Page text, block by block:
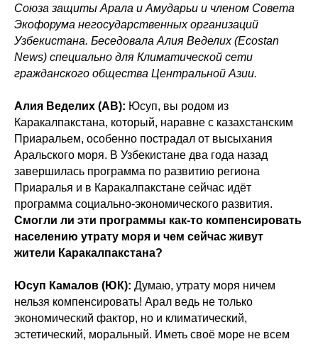
Союза защиты Арала и Амударьи и членом Совета
Экофорума негосударственных организаций
Узбекистана. Беседовала Алия Веделих (Ecostan
News) специально для Климатической сети
гражданского общества Центральной Азии.
Алия Веделих (АВ): Юсуп, вы родом из
Каракалпакстана, который, наравне с казахстанским
Приаральем, особенно пострадал от высыхания
Аральского моря. В Узбекистане два года назад
завершилась программа по развитию региона
Приаралья и в Каракалпакстане сейчас идёт
программа социально-экономического развития.
Смогли ли эти программы как-то компенсировать
населению утрату моря и чем сейчас живут
жители Каракалпакстана?
Юсуп Камалов (ЮК): Думаю, утрату моря ничем
нельзя компенсировать! Арал ведь не только
экономический фактор, но и климатический,
эстетический, моральный. Иметь своё море не всем